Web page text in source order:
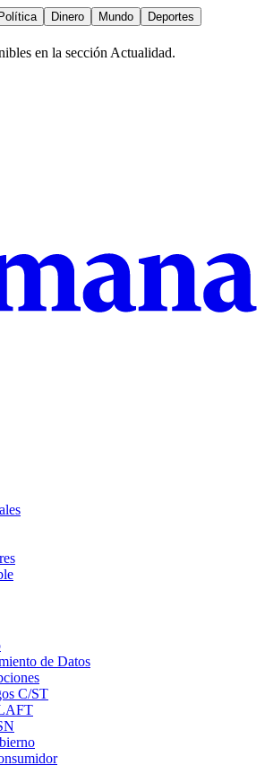
Política Dinero Mundo
Deportes
en la sección Actualidad.
in
new
window
de Datos
in
C/ST
new
window
in
newin
Opens